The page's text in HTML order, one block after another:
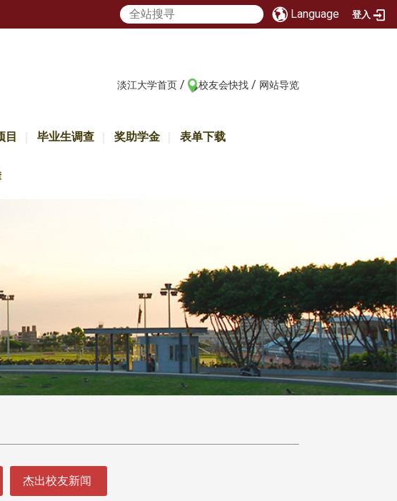
Language 登入
淡江大学首页 / 校友会快找 / 网站导览
目 毕业生调查 奖助学金 表单下载
杰出校友新闻